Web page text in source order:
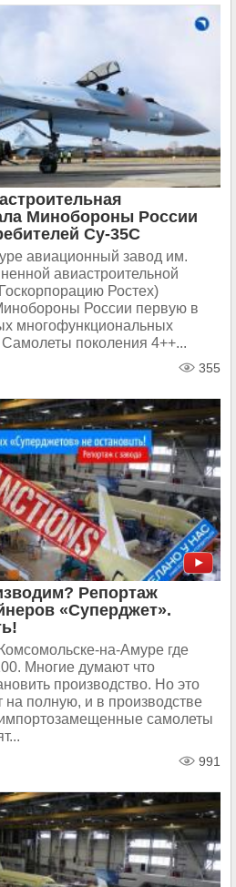
Минобороны России
Су-35С
авиационный завод им.
авиастроительной
Ростех)
России первую в
многофункциональных
поколения 4++...
355
Репортаж
«Суперджет».
на-Амуре где
Многие думают что
производство. Но это
на полную, и в производстве
самолеты
991